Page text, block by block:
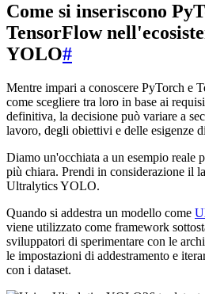
Come si inseriscono
TensorFlow
YOLO#
Mentre impari a conoscere PyTorch e
come scegliere tra loro in base ai
definitiva, la decisione può variare a
lavoro, degli obiettivi e delle esigenze
Diamo un'occhiata a un esempio reale
più chiara. Prendi in considerazione il
Ultralytics YOLO.
Quando si addestra un modello come
viene utilizzato come framework
sviluppatori di sperimentare con le
le impostazioni di addestramento e
con i dataset.